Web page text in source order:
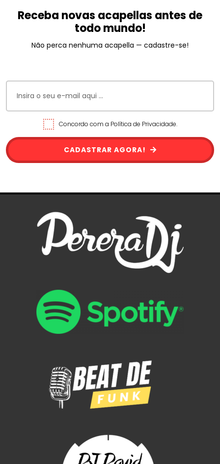
Receba novas acapellas antes de
todo mundo!
Não perca nenhuma acapella — cadastre-se!
Concordo com a Política de Privacidade.
CADASTRAR AGORA!